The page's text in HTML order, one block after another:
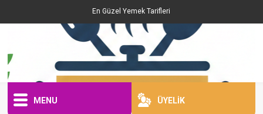
En Güzel Yemek Tarifleri
MENU ÜYELİK